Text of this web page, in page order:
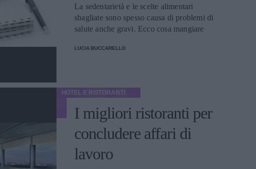
La sedentarietà e le scelte alimentari
sbagliate sono spesso causa di problemi di
salute anche gravi. Ecco cosa mangiare
LUCIA BUCCARELLO
HOTEL E RISTORANTI
I migliori ristoranti per
concludere affari di
lavoro